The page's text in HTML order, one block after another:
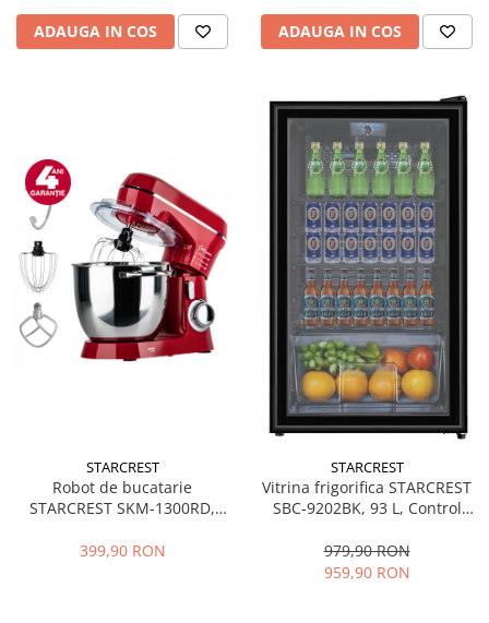
ADAUGA IN COS ADAUGA IN COS
STARCREST
Robot de bucatarie
STARCREST SKM-1300RD,
Accesorii, 10 Viteze + Pulse,
399,90 RON
STARCREST
Vitrina frigorifica STARCREST
SBC-9202BK, 93 L, Control
83.2 cm, Negru
979,90 RON
959,90 RON